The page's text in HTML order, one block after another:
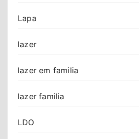
Lapa
lazer
lazer em familia
lazer familia
LDO